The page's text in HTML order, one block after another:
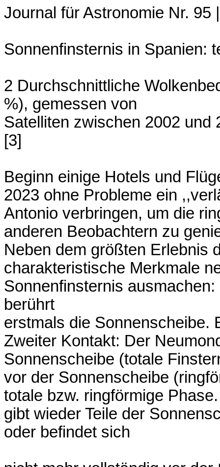
Journal für Astronomie Nr. 95
Sonnenfinsternis in Spanien:
2 Durchschnittliche
%), gemessen von
Satelliten zwischen 2002 und
[3]
Beginn einige Hotels und
2023 ohne Probleme ein
Antonio verbringen, um die
anderen Beobachtern zu
Neben dem größten Erlebnis
charakteristische Merkmale
Sonnenfinsternis
berührt
erstmals die Sonnenscheibe.
Zweiter Kontakt: Der
Sonnenscheibe (totale
vor der Sonnenscheibe
totale bzw. ringförmige
gibt wieder Teile der
oder befindet sich